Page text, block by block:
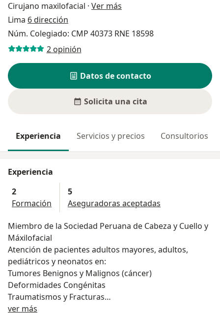
Cirujano maxilofacial · Ver más
Lima 6 dirección
Núm. Colegiado: CMP 40373 RNE 18598
2 opinión
Datos de contacto
Solicita una cita
Experiencia Servicios y precios Consultorios
Experiencia
2
Formación
5
Aseguradoras aceptadas
Miembro de la Sociedad Peruana de Cabeza y Cuello y
Máxilofacial
Atención de pacientes adultos mayores, adultos,
pediátricos y neonatos en:
Tumores Benignos y Malignos (cáncer)
Deformidades Congénitas
Traumatismos y Fracturas
Enfermedades Infecciosas y Abscesos
ver más